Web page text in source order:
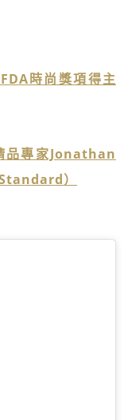
時尚獎項得主
品專家Jonathan
）